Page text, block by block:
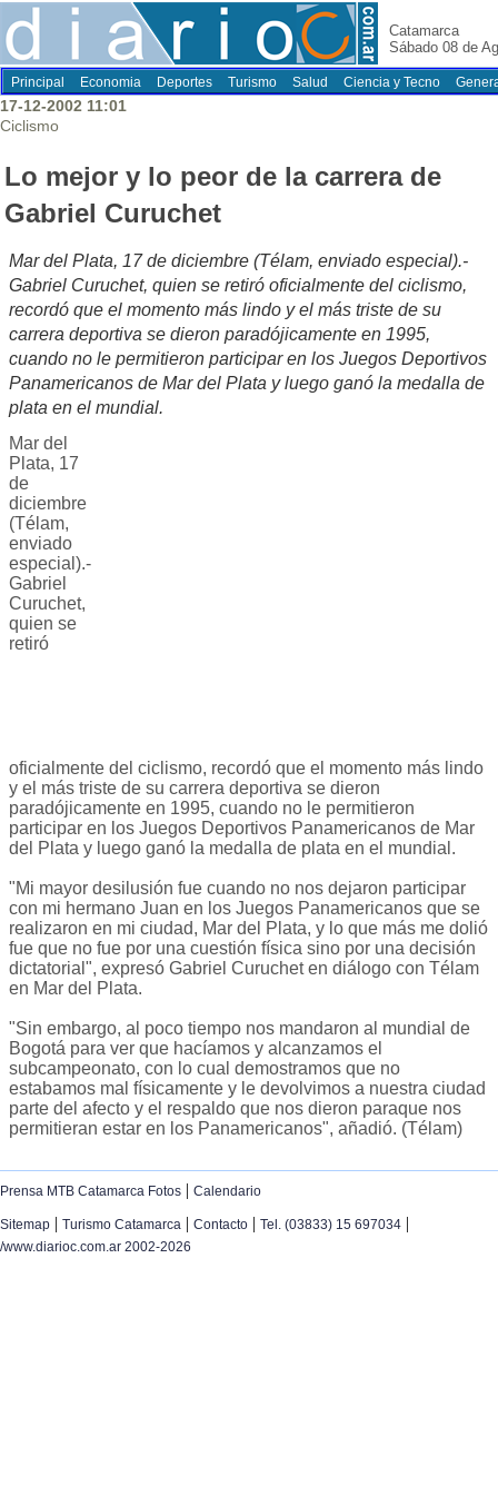
Catamarca
Sábado 08 de
Principal Economia Deportes Turismo Salud Ciencia y Tecno
17-12-2002 11:01
Ciclismo
Lo mejor y lo peor de la carrera de
Gabriel Curuchet
Mar del Plata, 17 de diciembre (Télam, enviado especial).-
Gabriel Curuchet, quien se retiró oficialmente del ciclismo,
recordó que el momento más lindo y el más triste de su
carrera deportiva se dieron paradójicamente en 1995,
cuando no le permitieron participar en los Juegos Deportivos
Panamericanos de Mar del Plata y luego ganó la medalla de
plata en el mundial.
Mar del
Plata, 17
de
diciembre
(Télam,
enviado
especial).-
Gabriel
Curuchet,
quien se
retiró
oficialmente del ciclismo, recordó que el momento más lindo
y el más triste de su carrera deportiva se dieron
paradójicamente en 1995, cuando no le permitieron
participar en los Juegos Deportivos Panamericanos de Mar
del Plata y luego ganó la medalla de plata en el mundial.
"Mi mayor desilusión fue cuando no nos dejaron participar
con mi hermano Juan en los Juegos Panamericanos que se
realizaron en mi ciudad, Mar del Plata, y lo que más me dolió
fue que no fue por una cuestión física sino por una decisión
dictatorial", expresó Gabriel Curuchet en diálogo con Télam
en Mar del Plata.
"Sin embargo, al poco tiempo nos mandaron al mundial de
Bogotá para ver que hacíamos y alcanzamos el
subcampeonato, con lo cual demostramos que no
estabamos mal físicamente y le devolvimos a nuestra ciudad
parte del afecto y el respaldo que nos dieron paraque nos
permitieran estar en los Panamericanos", añadió. (Télam)
Prensa MTB Catamarca Fotos | Calendario
Sitemap | Turismo Catamarca | Contacto | Tel. (03833) 15 697034 |
/www.diarioc.com.ar 2002-2026